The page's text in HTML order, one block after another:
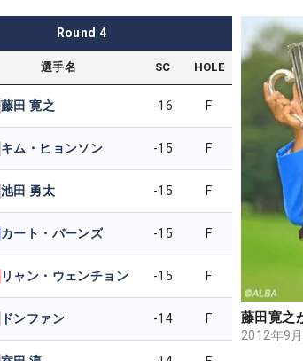
Round 4
選手名 SC HOLE
藤田 寛之 -16 F
キム・ヒョンソン -15 F
池田 勇太 -15 F
カート・バーンズ -15 F
リャン・ウェンチョン -15 F
ドンファン -14 F 藤田寛之
2012年9